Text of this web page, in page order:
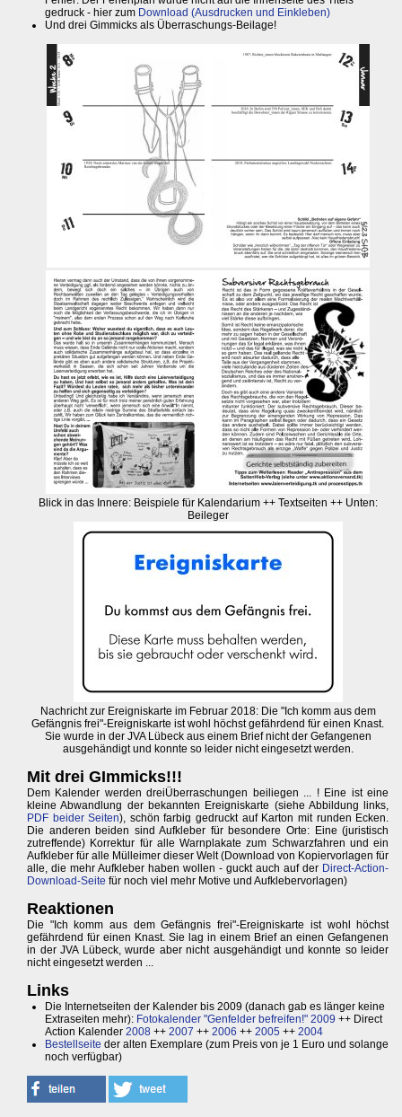
gedruck - hier zum Download (Ausdrucken und Einkleben)
Und drei Gimmicks als Überraschungs-Beilage!
Blick in das Innere: Beispiele für Kalendarium ++ Textseiten ++ Unten:
Beileger
Nachricht zur Ereigniskarte im Februar 2018: Die "Ich komm aus dem
Gefängnis frei"-Ereigniskarte ist wohl höchst gefährdend für einen Knast.
Sie wurde in der JVA Lübeck aus einem Brief nicht der Gefangenen
ausgehändigt und konnte so leider nicht eingesetzt werden.
Mit drei GImmicks!!!
Dem Kalender werden dreiÜberraschungen beiliegen ... ! Eine ist eine
kleine Abwandlung der bekannten Ereigniskarte (siehe Abbildung links,
PDF beider Seiten), schön farbig gedruckt auf Karton mit runden Ecken.
Die anderen beiden sind Aufkleber für besondere Orte: Eine (juristisch
zutreffende) Korrektur für alle Warnplakate zum Schwarzfahren und ein
Aufkleber für alle Mülleimer dieser Welt (Download von Kopiervorlagen für
alle, die mehr Aufkleber haben wollen - guckt auch auf der Direct-Action-
Download-Seite für noch viel mehr Motive und Aufklebervorlagen)
Reaktionen
Die "Ich komm aus dem Gefängnis frei"-Ereigniskarte ist wohl höchst
gefährdend für einen Knast. Sie lag in einem Brief an einen Gefangenen
in der JVA Lübeck, wurde aber nicht ausgehändigt und konnte so leider
nicht eingesetzt werden ...
Links
Die Internetseiten der Kalender bis 2009 (danach gab es länger keine
Extraseiten mehr): Fotokalender "Genfelder befreifen!" 2009 ++ Direct
Action Kalender 2008 ++ 2007 ++ 2006 ++ 2005 ++ 2004
Bestellseite der alten Exemplare (zum Preis von je 1 Euro und solange
noch verfügbar)